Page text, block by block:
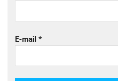
E-mail *